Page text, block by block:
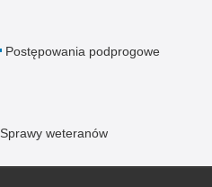
Postępowania podprogowe
Sprawy weteranów